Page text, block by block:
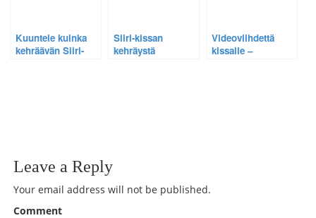
Kuuntele kuinka
kehräävän Siiri-
Siiri-kissan
kehräystä
Videoviihdettä
kissalle –
Leave a Reply
Your email address will not be published.
Comment